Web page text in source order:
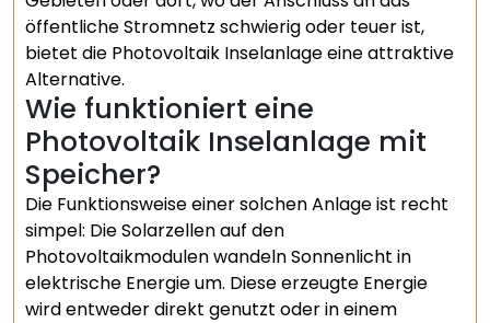
öffentliche Stromnetz schwierig oder teuer ist,
bietet die Photovoltaik Inselanlage eine attraktive
Alternative.
Wie funktioniert eine
Photovoltaik Inselanlage mit
Speicher?
Die Funktionsweise einer solchen Anlage ist recht
simpel: Die Solarzellen auf den
Photovoltaikmodulen wandeln Sonnenlicht in
elektrische Energie um. Diese erzeugte Energie
wird entweder direkt genutzt oder in einem